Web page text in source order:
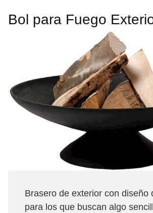
Bol para Fuego
Brasero de exterior con diseño
para los que buscan algo